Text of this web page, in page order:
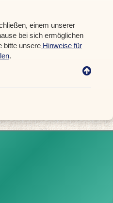
einem unserer
bei sich ermöglichen
bitte unsere Hinweise für
.